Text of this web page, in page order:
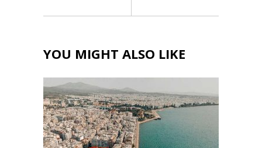
YOU MIGHT ALSO LIKE